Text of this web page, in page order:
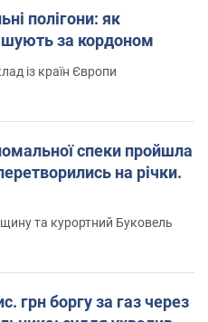
полігони: як
за кордоном
із країн Європи
спеки пройшла
на річки.
та курортний Буковель
грн боргу за газ через